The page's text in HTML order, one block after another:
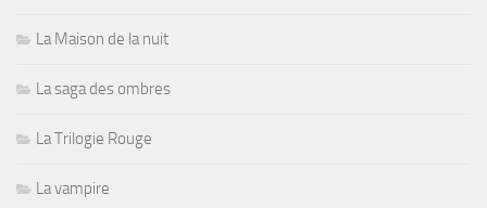
La Maison de la nuit
La saga des ombres
La Trilogie Rouge
La vampire